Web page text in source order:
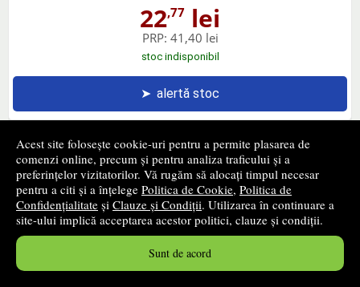
Acest site folosește cookie-uri pentru a permite plasarea de
comenzi online, precum și pentru analiza traficului și a
preferințelor vizitatorilor. Vă rugăm să alocați timpul necesar
pentru a citi și a înțelege Politica de Cookie, Politica de
Confidențialitate și Clauze și Condiții. Utilizarea în continuare a
site-ului implică acceptarea acestor politici, clauze și condiții.
Sunt de acord
22,77 lei
PRP: 41,40 lei
stoc indisponibil
➤ alertă stoc
Nouasprezece minute
LITERA- 2019
43,60lei
PRP: 55,90 lei
stoc indisponibil